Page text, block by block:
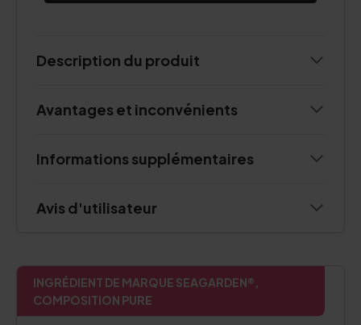
Description du produit
Avantages et inconvénients
Informations supplémentaires
Avis d'utilisateur
INGRÉDIENT DE MARQUE SEAGARDEN®,
COMPOSITION PURE